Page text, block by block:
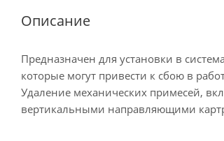
Описание
Предназначен для установки в
которые могут привести к сбою в
Удаление механических примесей,
вертикальными направляющими